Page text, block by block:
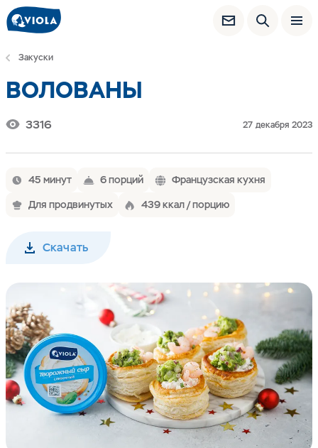
Закуски
ВОЛОВАНЫ
3316 27 декабря 2023
45 минут 6 порций
Французская кухня
Для продвинутых
439 ккал / порцию
Скачать